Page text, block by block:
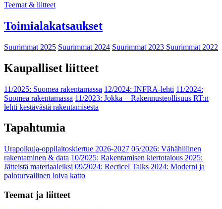
Teemat & liitteet
Toimialakatsaukset
Suurimmat 2025 Suurimmat 2024 Suurimmat 2023 Suurimmat 2022
Kaupalliset liitteet
11/2025: Suomea rakentamassa 12/2024: INFRA-lehti 11/2024:
Suomea rakentamassa 11/2023: Jokka − Rakennusteollisuus RT:n
lehti kestävästä rakentamisesta
Tapahtumia
Urapolkuja-oppilaitoskiertue 2026-2027 05/2026: Vähähiilinen
rakentaminen & data 10/2025: Rakentamisen kiertotalous 2025:
Jätteistä materiaaleiksi 09/2024: Recticel Talks 2024: Moderni ja
paloturvallinen loiva katto
Teemat ja liitteet